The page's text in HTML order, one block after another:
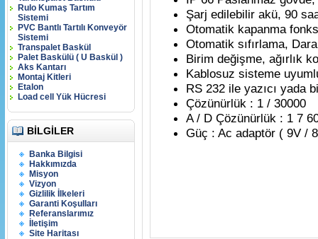
Rulo Kumaş Tartım
Sistemi
PVC Bantlı Tartılı Konveyör
Sistemi
Transpalet Baskül
Palet Baskülü ( U Baskül )
Aks Kantarı
Montaj Kitleri
Etalon
Load cell Yük Hücresi
BILGILER
Banka Bilgisi
Hakkımızda
Misyon
Vizyon
Gizlilik İlkeleri
Garanti Koşulları
Referanslarımız
İletişim
Site Haritası
Şarj edilebilir akü, 90
Otomatik kapanma
Otomatik sıfırlama,
Birim değişme, ağırlık
Kablosuz sisteme
RS 232 ile yazıcı yada
Çözünürlük : 1 / 30000
A / D Çözünürlük : 1 7
Güç : Ac adaptör ( 9V /